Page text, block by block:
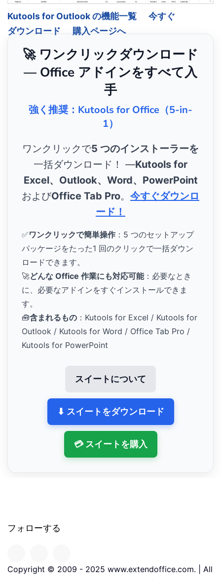
Kutools for Outlook の機能一覧
今すぐ
ダウンロード
購入ページへ
🚀 ワンクリックダウンロード
— Office アドインをすべて入
手
強く推奨：Kutools for Office（5-in-
1）
ワンクリックで5 つのインストーラーを
一括ダウンロード！ ―Kutools for
Excel、Outlook、Word、PowerPoint
およびOffice Tab Pro。 今すぐダウンロ
ード！
✅ワンクリックで簡単操作 ：5 つのセットアップ
パッケージをたった1 回のクリックで一括ダウン
ロードできます。
🚀どんな Office 作業にも対応可能：必要なとき
に、必要なアドインをすぐインストールできま
す。
🧰含まれるもの ：Kutools for Excel / Kutools for
Outlook / Kutools for Word / Office Tab Pro /
Kutools for PowerPoint
スイートについて
⬇ スイートをダウンロード
💳 スイートを購入
フォローする
Copyright © 2009 - 2025 www.extendoffice.com. | All